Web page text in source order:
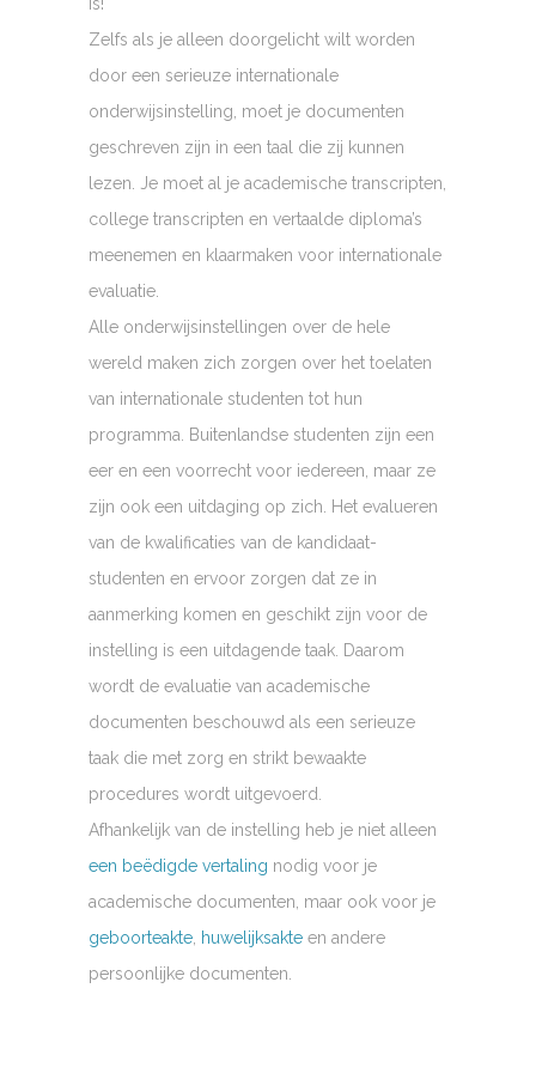
Zelfs als je alleen doorgelicht wilt worden
door een serieuze internationale
onderwijsinstelling, moet je documenten
geschreven zijn in een taal die zij kunnen
lezen. Je moet al je academische transcripten,
college transcripten en vertaalde diploma’s
meenemen en klaarmaken voor internationale
evaluatie.
Alle onderwijsinstellingen over de hele
wereld maken zich zorgen over het toelaten
van internationale studenten tot hun
programma. Buitenlandse studenten zijn een
eer en een voorrecht voor iedereen, maar ze
zijn ook een uitdaging op zich. Het evalueren
van de kwalificaties van de kandidaat-
studenten en ervoor zorgen dat ze in
aanmerking komen en geschikt zijn voor de
instelling is een uitdagende taak. Daarom
wordt de evaluatie van academische
documenten beschouwd als een serieuze
taak die met zorg en strikt bewaakte
procedures wordt uitgevoerd.
Afhankelijk van de instelling heb je niet alleen
een beëdigde vertaling nodig voor je
academische documenten, maar ook voor je
geboorteakte huwelijksakte en andere
persoonlijke documenten.